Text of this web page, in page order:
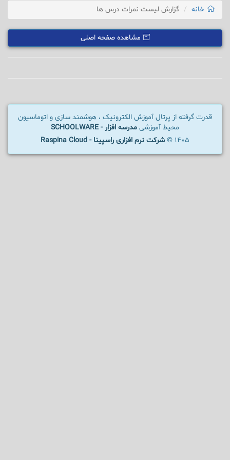
خانه گزارش لیست نمرات درس ها
مشاهده صفحه اصلی
قدرت گرفته از پرتال آموزش الکترونیک ، هوشمند سازی و اتوماسیون
محیط آموزشی مدرسه افزار - SCHOOLWARE
1405 ©
شرکت نرم افزاری راسپینا - Raspina Cloud